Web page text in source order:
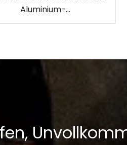
Aluminium-
mit